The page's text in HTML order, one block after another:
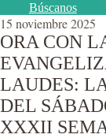
Búscanos
15 noviembre 2025
ORA CON
LAUDES:
DEL
XXXII